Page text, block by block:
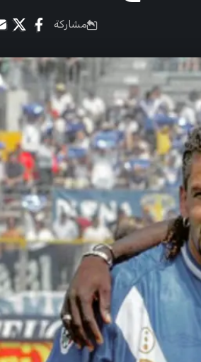
مشاركة